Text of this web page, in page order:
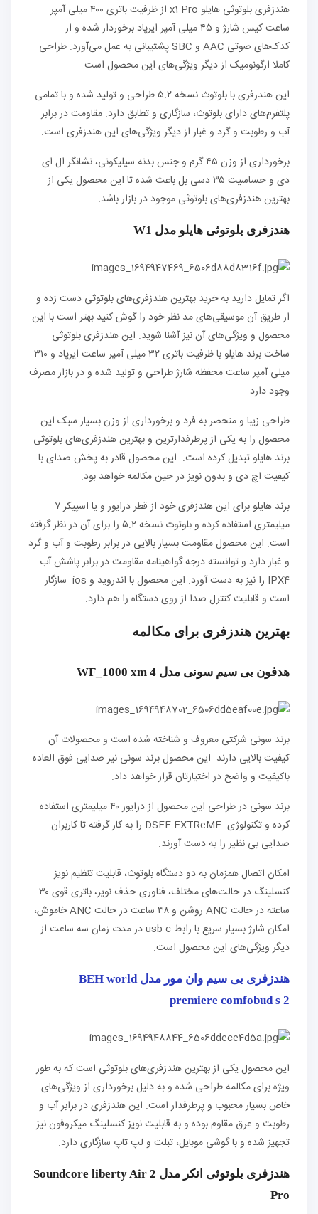
هندزفری بلوتوثی هایلو x1 Pro از ظرفیت باتری ۴۰۰ میلی آمپر
ساعت کیس شارژ و ۴۵ میلی آمپر ایرپاد برخوردار شده و از
کدک‌های صوتی AAC و SBC پشتیبانی به عمل می‌آورد. طراحی
کاملا ارگونومیک از دیگر ویژگی‌های این محصول است.
این هندزفری با بلوتوث نسخه ۵.۲ طراحی و تولید شده و با تمامی
پلتفرم‌های دارای بلوتوث، سازگاری و تطابق دارد. مقاومت در برابر
آب و رطوبت و گرد و غبار از دیگر ویژگی‌های این هندزفری است.
برخورداری از وزن ۴۵ گرم و جنس بدنه سیلیکونی، نشانگر ال ای
دی و حساسیت ۳۵ دسی بل باعث شده تا این محصول یکی از
بهترین هندزفری‌های بلوتوثی موجود در بازار باشد.
هندزفری بلوتوثی هایلو مدل W1
اگر تمایل دارید به خرید بهترین هندزفری‌های بلوتوثی دست زده و
از طریق آن موسیقی‌های مد نظر خود را گوش کنید بهتر است با این
محصول و ویژگی‌های آن نیز آشنا شوید. این هندزفری بلوتوثی
ساخت برند هایلو با ظرفیت باتری ۳۲ میلی آمپر ساعت ایرپاد و ۳۱۰
میلی‌ آمپر ساعت محفظه شارژ طراحی و تولید شده و در بازار مصرف
وجود دارد.
طراحی زیبا و منحصر به فرد و برخورداری از وزن بسیار سبک این
محصول را به یکی از پرطرفدارترین و بهترین هندزفری‌های بلوتوثی
برند هایلو تبدیل کرده است. این محصول قادر به پخش صدای با
کیفیت اچ دی و بدون نویز در حین مکالمه خواهد بود.
برند هایلو برای این هندزفری خود از قطر درایور و یا اسپیکر ۷
میلیمتری استفاده کرده و بلوتوث نسخه ۵.۲ را برای آن در نظر گرفته
است. این محصول مقاومت بسیار بالایی در برابر رطوبت و آب و گرد
و غبار دارد و توانسته درجه گواهینامه مقاومت در برابر پاشش آب
IPX4 را نیز به دست آورد. این محصول با اندروید و ‏ios سازگار
است و قابلیت کنترل صدا از روی دستگاه را هم دارد.
بهترین هندزفری برای مکالمه
هدفون بی سیم سونی مدل WF_1000 xm 4
برند سونی شرکتی معروف و شناخته شده است و محصولات آن
کیفیت بالایی دارند. این محصول برند سونی نیز صدایی فوق العاده
باکیفیت و واضح در اختیارتان قرار خواهد داد.
برند سونی در طراحی این محصول از درایور ۴۰ میلیمتری استفاده
کرده و تکنولوژی DSEE EXTReME را به کار گرفته تا کاربران
صدایی بی نظیر را به دست آورند.
امکان اتصال همزمان به دو دستگاه بلوتوث، قابلیت تنظیم نویز
کنسلینگ در حالت‌های مختلف، فناوری حذف نویز، باتری قوی ۳۰
ساعته در حالت ANC روشن و ۳۸ ساعت در حالت ANC خاموش،
امکان شارژ بسیار سریع با رابط usb c در مدت زمان سه ساعت از
دیگر ویژگی‌های این محصول است.
هندزفری بی سیم وان مور مدل BEH world
premiere comfobud s 2
این محصول یکی از بهترین هندزفری‌های بلوتوثی است که به طور
ویژه برای مکالمه طراحی شده و به دلیل برخورداری از ویژگی‌های
خاص بسیار محبوب و پرطرفدار است. این هندزفری در برابر آب و
رطوبت و عرق مقاوم بوده و به قابلیت نویز کنسلینگ میکروفون نیز
تجهیز شده و با گوشی موبایل، تبلت و لپ تاپ سازگاری دارد.
هندزفری بلوتوثی انکر مدل Soundcore liberty Air 2
Pro